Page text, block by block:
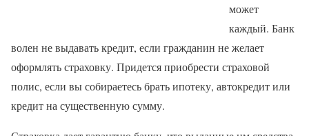
может
каждый. Банк
волен не выдавать кредит, если гражданин не желает
оформлять страховку. Придется приобрести страховой
полис, если вы собираетесь брать ипотеку, автокредит или
кредит на существенную сумму.